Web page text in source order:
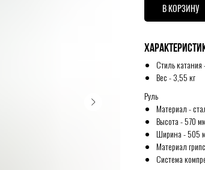
В КОРЗИНУ
Стиль катания
Вес - 3,55 кг
Руль
Материал -
Высота - 570 мм
Ширина - 505
Материал
Система